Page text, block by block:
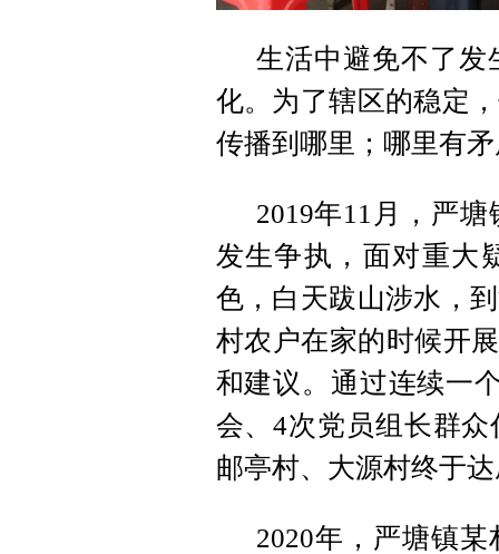
生活中避免不了发
化。为了辖区的稳定
传播到哪里；哪里有
2019年11月，严
发生争执，面对重大
色，白天跋山涉水，
村农户在家的时候开
和建议。通过连续一
会、4次党员组长群
邮亭村、大源村终于
2020年，严塘镇